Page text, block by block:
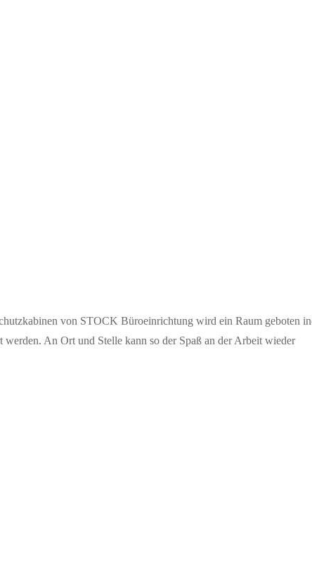
von STOCK Büroeinrichtung wird ein Raum geboten
An Ort und Stelle kann so der Spaß an der Arbeit wieder